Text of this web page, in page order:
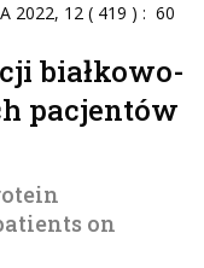
2022, 12 ( 419 ) : 60
białkowo-
pacjentów
on